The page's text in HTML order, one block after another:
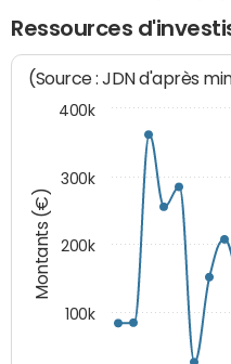
Ressources
Montants (€)
(Source : JDN d'après
100k
200k
300k
400k